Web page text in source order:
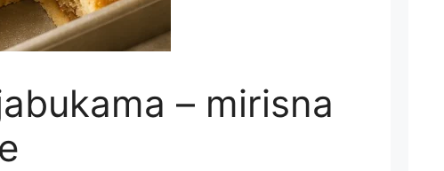
– mirisna